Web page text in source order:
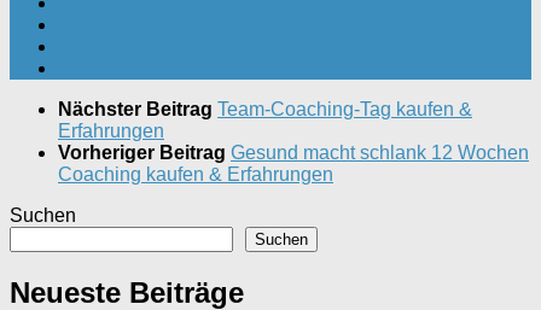
Nächster Beitrag Team-Coaching-Tag kaufen &
Erfahrungen
Vorheriger Beitrag Gesund macht schlank 12 Wochen
Coaching kaufen & Erfahrungen
Suchen
Suchen
Neueste Beiträge